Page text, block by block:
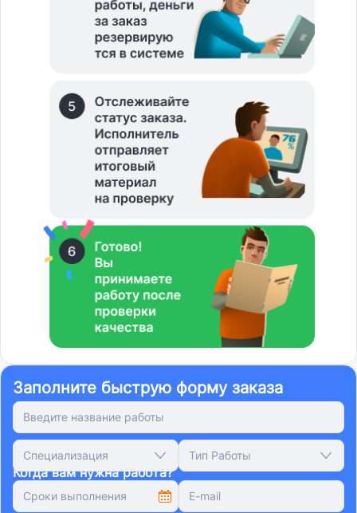
Заполните быструю форму заказа
Специализация Тип Работы
Когда вам нужна работа?